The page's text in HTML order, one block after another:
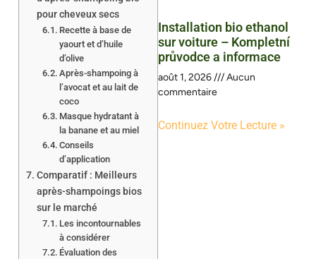
pour cheveux secs
Recette à base de
yaourt et d’huile
d’olive
Après-shampoing à
l’avocat et au lait de
coco
Masque hydratant à
la banane et au miel
Conseils
d’application
Comparatif : Meilleurs
après-shampoings bios
sur le marché
Les incontournables
à considérer
Évaluation des
Installation bio ethanol
sur voiture – Kompletní
průvodce a informace
août 1, 2026
Aucun
commentaire
Continuez Votre Lecture »